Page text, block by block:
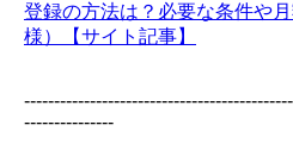
登録の方法は？必要な条件や
様）【サイト記事】
---------------